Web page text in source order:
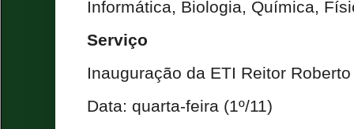
Informática, Biologia, Química,
Serviço
Inauguração da ETI Reitor
Data: quarta-feira (1º/11)